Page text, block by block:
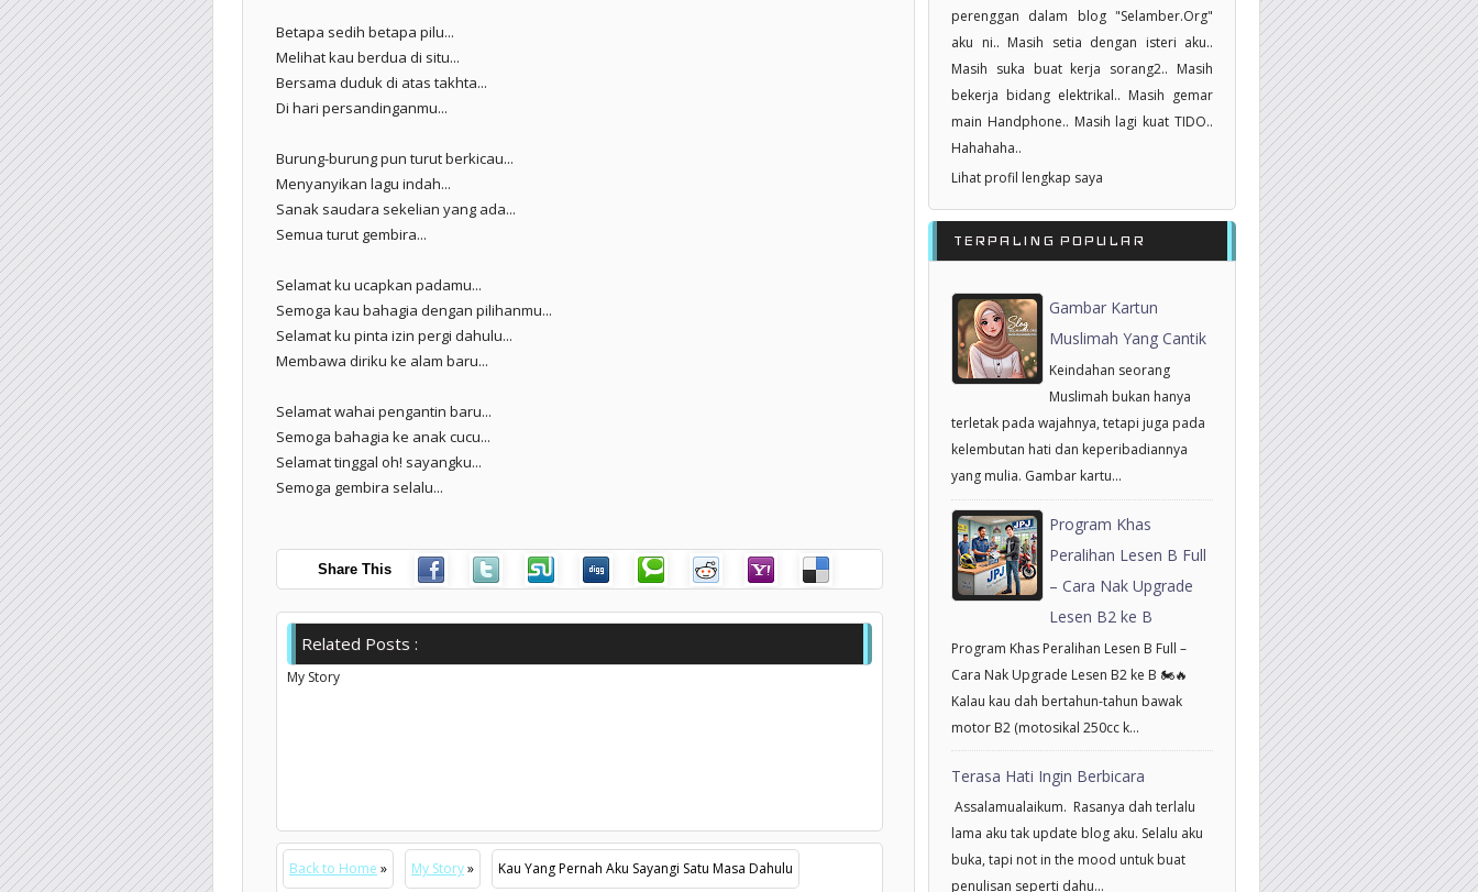
Betapa sedih betapa pilu...
Melihat kau berdua di situ...
Bersama duduk di atas takhta...
Di hari persandinganmu...
Burung-burung pun turut berkicau...
Menyanyikan lagu indah...
Sanak saudara sekelian yang ada...
Semua turut gembira...
Selamat ku ucapkan padamu...
Semoga kau bahagia dengan pilihanmu...
Selamat ku pinta izin pergi dahulu...
Membawa diriku ke alam baru...
Selamat wahai pengantin baru...
Semoga bahagia ke anak cucu...
Selamat tinggal oh! sayangku...
Semoga gembira selalu...
Share This
Related Posts :
My Story
Back to Home » My Story» Kau Yang Pernah Aku Sayangi Satu Masa Dahulu
perenggan dalam blog "Selamber.Org"
aku ni.. Masih setia dengan isteri aku..
Masih suka buat kerja sorang2.. Masih
bekerja bidang elektrikal.. Masih gemar
main Handphone.. Masih lagi kuat TIDO..
Hahahaha..
Lihat profil lengkap saya
TERPALING POPULAR
Gambar Kartun
Muslimah Yang Cantik
Keindahan seorang
Muslimah bukan hanya
terletak pada wajahnya, tetapi juga pada
kelembutan hati dan keperibadiannya
yang mulia. Gambar kartu...
Program Khas
Peralihan Lesen B Full
– Cara Nak Upgrade
Lesen B2 ke B
Program Khas Peralihan Lesen B Full –
Cara Nak Upgrade Lesen B2 ke B 🏍️🔥
Kalau kau dah bertahun-tahun bawak
motor B2 (motosikal 250cc k...
Terasa Hati Ingin Berbicara
Assalamualaikum. Rasanya dah terlalu
lama aku tak update blog aku. Selalu aku
buka, tapi not in the mood untuk buat
penulisan seperti dahu...